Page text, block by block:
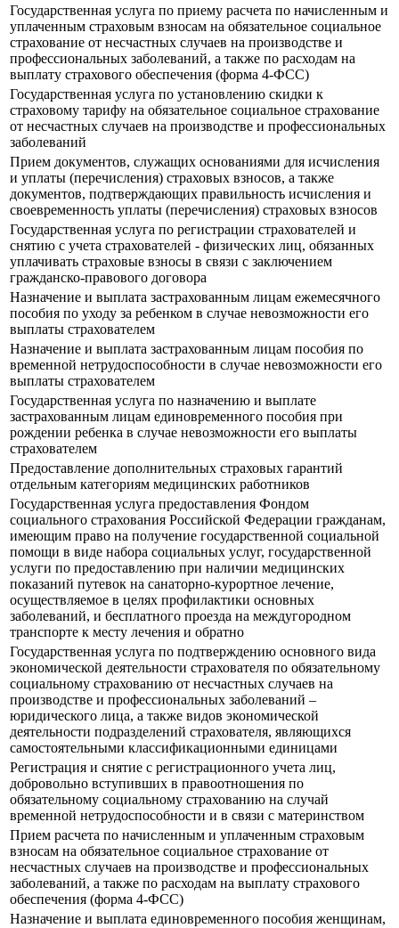
Государственная услуга по приему расчета по начисленным и
уплаченным страховым взносам на обязательное социальное
страхование от несчастных случаев на производстве и
профессиональных заболеваний, а также по расходам на
выплату страхового обеспечения (форма 4-ФСС)
Государственная услуга по установлению скидки к
страховому тарифу на обязательное социальное страхование
от несчастных случаев на производстве и профессиональных
заболеваний
Прием документов, служащих основаниями для исчисления
и уплаты (перечисления) страховых взносов, а также
документов, подтверждающих правильность исчисления и
своевременность уплаты (перечисления) страховых взносов
Государственная услуга по регистрации страхователей и
снятию с учета страхователей - физических лиц, обязанных
уплачивать страховые взносы в связи с заключением
гражданско-правового договора
Назначение и выплата застрахованным лицам ежемесячного
пособия по уходу за ребенком в случае невозможности его
выплаты страхователем
Назначение и выплата застрахованным лицам пособия по
временной нетрудоспособности в случае невозможности его
выплаты страхователем
Государственная услуга по назначению и выплате
застрахованным лицам единовременного пособия при
рождении ребенка в случае невозможности его выплаты
страхователем
Предоставление дополнительных страховых гарантий
отдельным категориям медицинских работников
Государственная услуга предоставления Фондом
социального страхования Российской Федерации гражданам,
имеющим право на получение государственной социальной
помощи в виде набора социальных услуг, государственной
услуги по предоставлению при наличии медицинских
показаний путевок на санаторно-курортное лечение,
осуществляемое в целях профилактики основных
заболеваний, и бесплатного проезда на междугородном
транспорте к месту лечения и обратно
Государственная услуга по подтверждению основного вида
экономической деятельности страхователя по обязательному
социальному страхованию от несчастных случаев на
производстве и профессиональных заболеваний –
юридического лица, а также видов экономической
деятельности подразделений страхователя, являющихся
самостоятельными классификационными единицами
Регистрация и снятие с регистрационного учета лиц,
добровольно вступивших в правоотношения по
обязательному социальному страхованию на случай
временной нетрудоспособности и в связи с материнством
Прием расчета по начисленным и уплаченным страховым
взносам на обязательное социальное страхование от
несчастных случаев на производстве и профессиональных
заболеваний, а также по расходам на выплату страхового
обеспечения (форма 4-ФСС)
Назначение и выплата единовременного пособия женщинам,